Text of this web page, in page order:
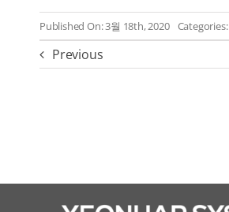
Published On: 3월 18th, 2020 Categories:
Previous